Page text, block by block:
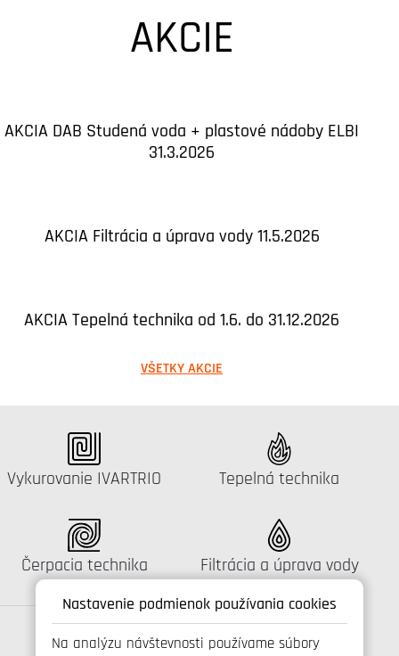
Nastavenie podmienok používania cookies
Na analýzu návštevnosti používame súbory
AKCIE
AKCIA DAB Studená voda + plastové nádoby ELBI
31.3.2026
AKCIA Filtrácia a úprava vody 11.5.2026
AKCIA Tepelná technika od 1.6. do 31.12.2026
VŠETKY AKCIE
Katalógus:
Vykurovanie IVARTRIO Katalógus:
Tepelná technika
Katalógus:
Čerpacia technika Katalógus:
Filtrácia a úprava vody